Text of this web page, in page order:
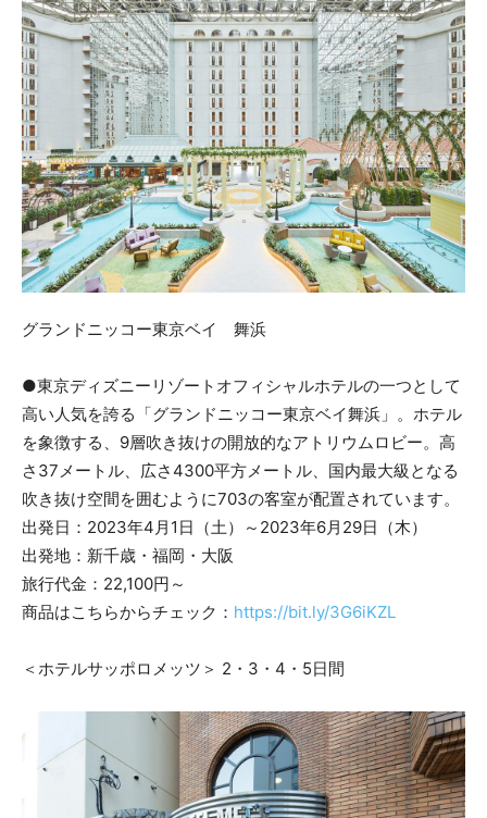
グランドニッコー東京ベイ 舞浜
●東京ディズニーリゾートオフィシャルホテルの一つとして
高い人気を誇る「グランドニッコー東京ベイ舞浜」。ホテル
を象徴する、9層吹き抜けの開放的なアトリウムロビー。高
さ37メートル、広さ4300平方メートル、国内最大級となる
吹き抜け空間を囲むように703の客室が配置されています。
出発日：2023年4月1日（土）～2023年6月29日（木）
出発地：新千歳・福岡・大阪
旅行代金：22,100円～
商品はこちらからチェック： https://bit.ly/3G6iKZL
＜ホテルサッポロメッツ＞ 2・3・4・5日間